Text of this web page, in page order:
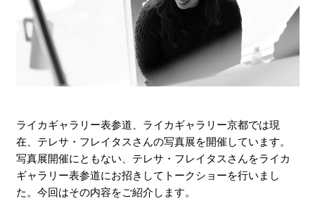
ライカギャラリー表参道、ライカギャラリー京都では現
在、テレサ・フレイタスさんの写真展を開催しています。
写真展開催にともない、テレサ・フレイタスさんをライカ
ギャラリー表参道にお招きしてトークショーを行いまし
た。今回はその内容をご紹介します。